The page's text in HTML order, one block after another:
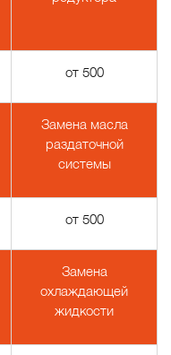
от 500
Замена масла
раздаточной
системы
от 500
Замена
охлаждающей
жидкости